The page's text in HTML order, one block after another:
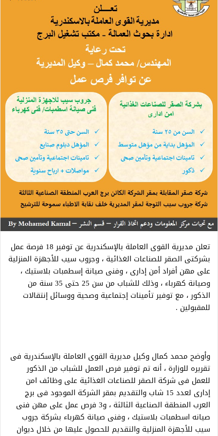
تعلن مديرية القوى العاملة بالإسكندرية عن توفير 18 فرصة عمل
بشركتى الصقر للصناعات الغذائية ، وجروب سيب للأجهزة المنزلية
على مهن أفراد أمن إدارى ، وفنى صيانة إسطمبات بلاستيك ،
وصيانة كهرباء ، وذلك للشباب من سن 25 حتى 35 سنة من
الذكور ، مع توفير تأمينات إجتماعية وصحية ووسائل إنتقالات
للمقبولين .
وأوضح محمد كمال وكيل مديرية القوى العاملة بالإسكندرية فى
تقريره للوزارة ، أنه تم توفير فرص العمل للشباب من الذكور
للعمل فى شركة الصقر للصناعات الغذائية على وظائف امن
إدارى لعدد 15 شاب والتقديم بمقر الشركة الموجود فى برج
العرب المنطقة الصناعية الثالثة ، و3 فرص عمل على مهن فنى
صيانه اسطمبات بلاستيك ، وفنى صيانة كهرباء بشركة جروب
سيب للأجهزة المنزلية والتقديم للحصول عليها من خلال ديوان